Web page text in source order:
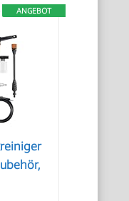
ANGEBOT